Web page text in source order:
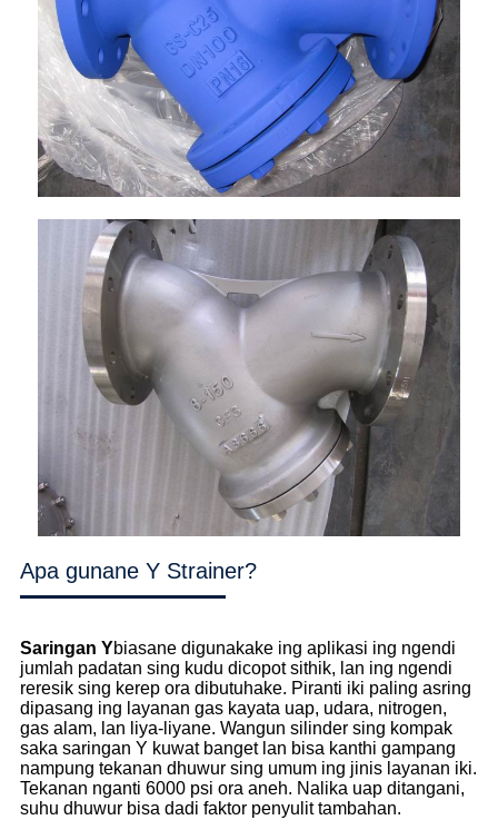
Apa gunane Y Strainer?
Saringan Ybiasane digunakake ing aplikasi ing ngendi
jumlah padatan sing kudu dicopot sithik, lan ing ngendi
reresik sing kerep ora dibutuhake. Piranti iki paling asring
dipasang ing layanan gas kayata uap, udara, nitrogen,
gas alam, lan liya-liyane. Wangun silinder sing kompak
saka saringan Y kuwat banget lan bisa kanthi gampang
nampung tekanan dhuwur sing umum ing jinis layanan iki.
Tekanan nganti 6000 psi ora aneh. Nalika uap ditangani,
suhu dhuwur bisa dadi faktor penyulit tambahan.